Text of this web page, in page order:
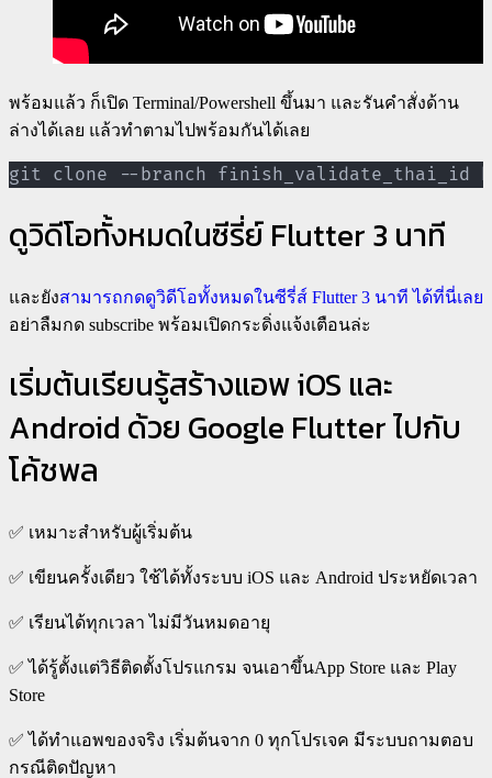
พร้อมแล้ว ก็เปิด Terminal/Powershell ขึ้นมา และรันคำสั่งด้าน
ล่างได้เลย แล้วทำตามไปพร้อมกันได้เลย
git clone --branch finish_validate_thai_id
ดูวิดีโอทั้งหมดในซีรี่ย์ Flutter 3 นาที
และยังสามารถกดดูวิดีโอทั้งหมดในซีรี่ส์ Flutter 3 นาที ได้ที่นี่เลย
อย่าลืมกด subscribe พร้อมเปิดกระดิ่งแจ้งเตือนล่ะ
เริ่มต้นเรียนรู้สร้างแอพ iOS และ
Android ด้วย Google Flutter ไปกับ
โค้ชพล
✅ เหมาะสำหรับผู้เริ่มต้น
✅ เขียนครั้งเดียว ใช้ได้ทั้งระบบ iOS และ Android ประหยัดเวลา
✅ เรียนได้ทุกเวลา ไม่มีวันหมดอายุ
✅ได้รู้ตั้งแต่วิธีติดตั้งโปรแกรม จนเอาขึ้นApp Store และ Play
Store
✅ ได้ทำแอพของจริง เริ่มต้นจาก 0 ทุกโปรเจค มีระบบถามตอบ
กรณีติดปัญหา